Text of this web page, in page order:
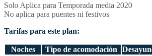
Solo Aplica para Temporada media 2020
No aplica para puentes ni festivos
Tarifas para este plan:
Noches Tipo de acomodación